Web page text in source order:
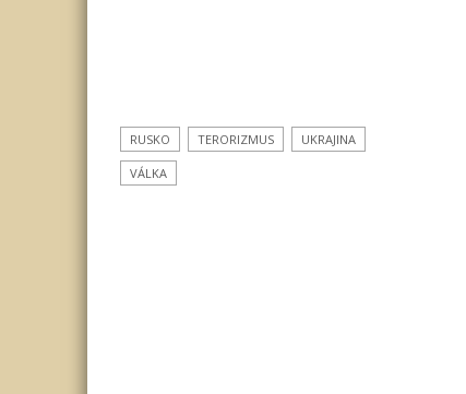
RUSKO TERORIZMUS UKRAJINA
VÁLKA